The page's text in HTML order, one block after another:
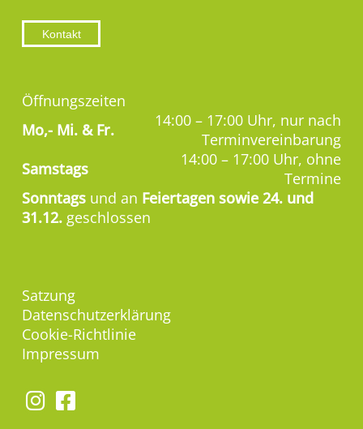
Kontakt
Öffnungszeiten
Mo,- Mi. & Fr.
14:00 – 17:00 Uhr, nur nach
Terminvereinbarung
Samstags
14:00 – 17:00 Uhr, ohne
Termine
Sonntags und an Feiertagen sowie 24. und
31.12. geschlossen
Satzung
Datenschutzerklärung
Cookie-Richtlinie
Impressum